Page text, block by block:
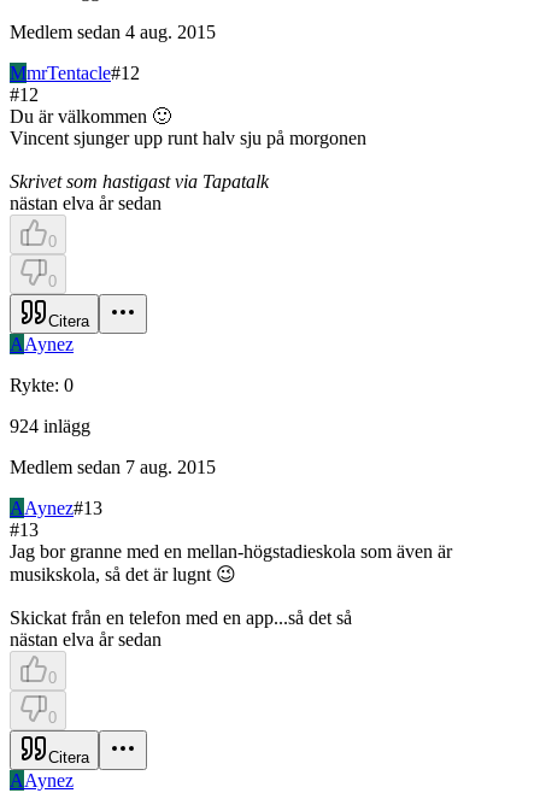
Medlem sedan 4 aug. 2015
MmrTentacle#12
#12
Du är välkommen 🙂
Vincent sjunger upp runt halv sju på morgonen
Skrivet som hastigast via Tapatalk
nästan elva år sedan
0
0
Citera
AAynez
Rykte: 0
924 inlägg
Medlem sedan 7 aug. 2015
AAynez#13
#13
Jag bor granne med en mellan-högstadieskola som även är
musikskola, så det är lugnt 😉
Skickat från en telefon med en app...så det så
nästan elva år sedan
0
0
Citera
AAynez